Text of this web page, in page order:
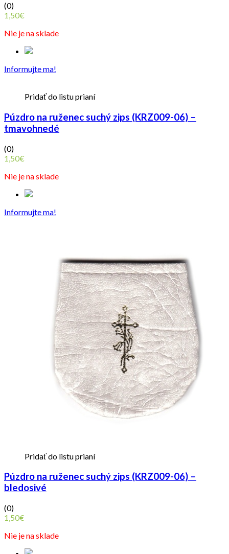
(0)
1,50€
Nie je na sklade
Informujte ma!
Pridať do listu prianí
Púzdro na ruženec suchý zips (KRZ009-06) –
tmavohnedé
(0)
1,50€
Nie je na sklade
Informujte ma!
Pridať do listu prianí
Púzdro na ruženec suchý zips (KRZ009-06) –
bledosivé
(0)
1,50€
Nie je na sklade